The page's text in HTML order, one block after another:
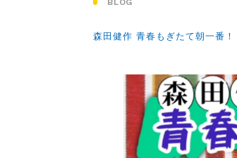
BLOG
森田健作 青春もぎたて朝一番！